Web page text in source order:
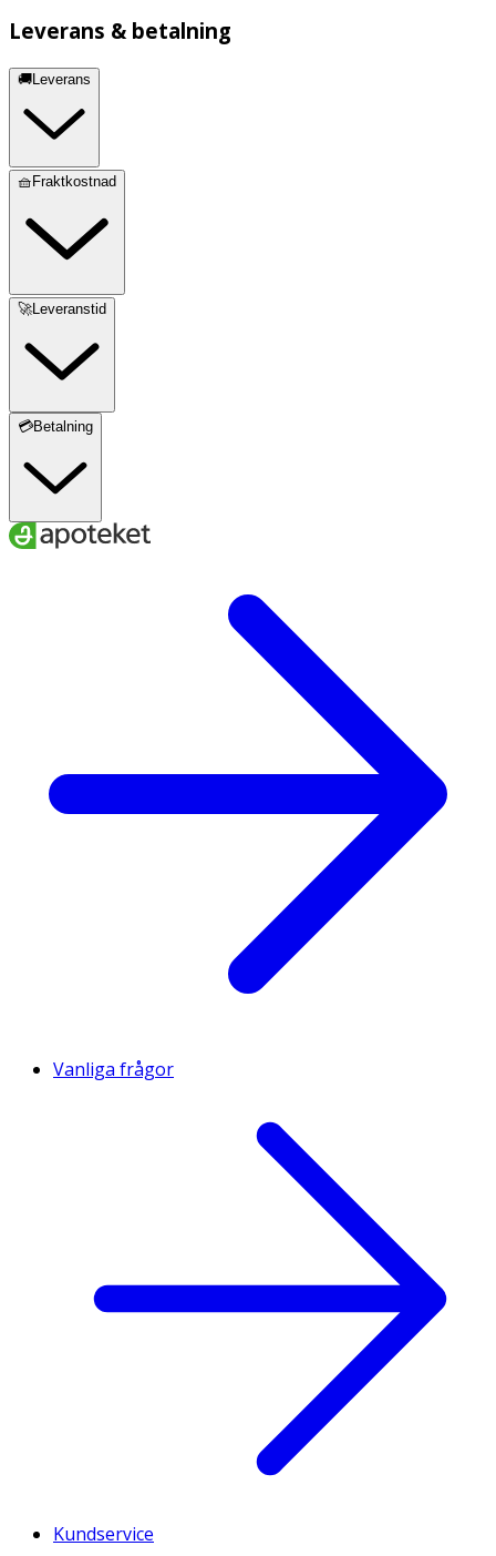
Leverans & betalning
🚚Leverans
🧺Fraktkostnad
🚀Leveranstid
💳Betalning
Vanliga frågor
Kundservice